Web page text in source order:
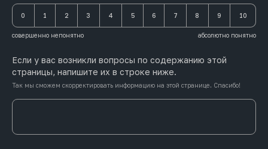
0 1 2 3 4 5 6 7 8 9 10
совершенно непонятно абсолютно понятно
Если у вас возникли вопросы по содержанию этой
страницы, напишите их в строке ниже.
Так мы сможем скорректировать информацию на этой странице. Спасибо!